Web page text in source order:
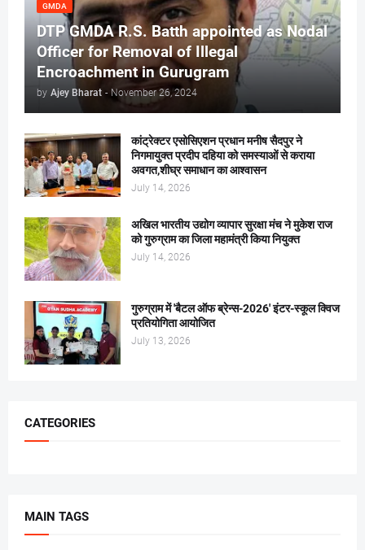
GMDA
DTP GMDA R.S. Batth appointed as Nodal
Officer for Removal of Illegal
Encroachment in Gurugram
by Ajey Bharat - November 26, 2024
कांट्रेक्टर एसोसिएशन प्रधान मनीष सैदपुर ने
निगमायुक्त प्रदीप दहिया को समस्याओं से कराया
अवगत,शीघ्र समाधान का आश्वासन
July 14, 2026
अखिल भारतीय उद्योग व्यापार सुरक्षा मंच ने मुकेश राज
को गुरुग्राम का जिला महामंत्री किया नियुक्त
July 14, 2026
गुरुग्राम में 'बैटल ऑफ ब्रेन्स-2026' इंटर-स्कूल क्विज
प्रतियोगिता आयोजित
July 13, 2026
CATEGORIES
MAIN TAGS